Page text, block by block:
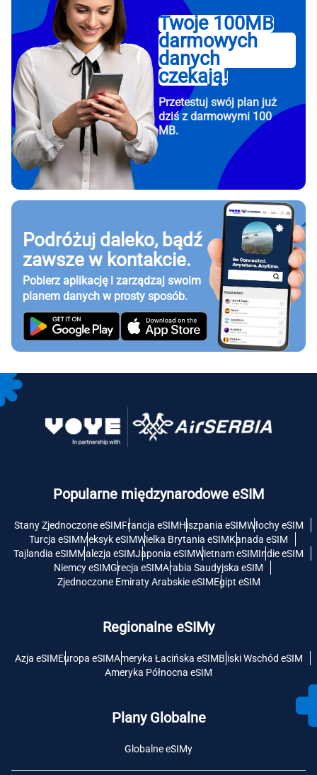
Twoje 100MB
darmowych
danych
czekają!
Przetestuj swój plan już
dziś z darmowymi 100
MB.
Podróżuj daleko, bądź
zawsze w kontakcie.
Pobierz aplikację i zarządzaj swoim
planem danych w prosty sposób.
Popularne międzynarodowe eSIM
Stany Zjednoczone eSIMFrancja eSIMHiszpania eSIMWłochy eSIM
Turcja eSIMMeksyk eSIMWielka Brytania eSIMKanada eSIM
Tajlandia eSIMMalezja eSIMJaponia eSIMWietnam eSIMIndie eSIM
Niemcy eSIMGrecja eSIMArabia Saudyjska eSIM
Zjednoczone Emiraty Arabskie eSIMEgipt eSIM
Regionalne eSIMy
Azja eSIMEuropa eSIMAmeryka Łacińska eSIMBliski Wschód eSIM
Ameryka Północna eSIM
Plany Globalne
Globalne eSIMy